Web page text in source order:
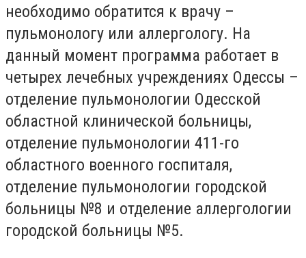
необходимо обратится к врачу –
пульмонологу или аллергологу. На
данный момент программа работает в
четырех лечебных учреждениях Одессы –
отделение пульмонологии Одесской
областной клинической больницы,
отделение пульмонологии 411-го
областного военного госпиталя,
отделение пульмонологии городской
больницы №8 и отделение аллергологии
городской больницы №5.